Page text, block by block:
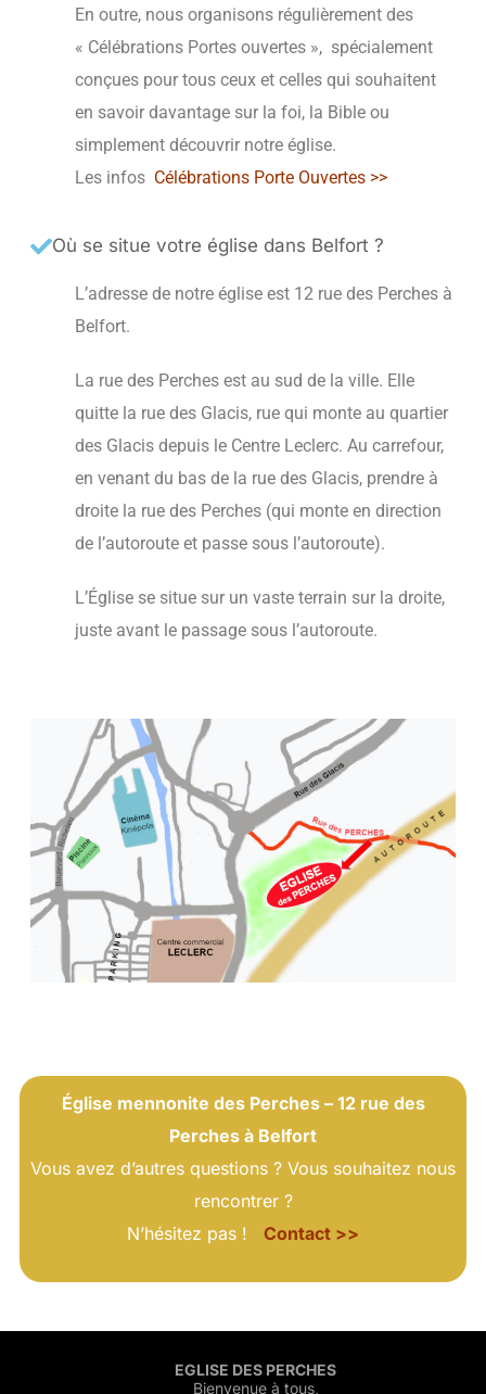
En outre, nous organisons régulièrement des
« Célébrations Portes ouvertes », spécialement
conçues pour tous ceux et celles qui souhaitent
en savoir davantage sur la foi, la Bible ou
simplement découvrir notre église.
Les infos Célébrations Porte Ouvertes >>
Où se situe votre église dans Belfort ?
L’adresse de notre église est 12 rue des Perches à
Belfort.
La rue des Perches est au sud de la ville. Elle
quitte la rue des Glacis, rue qui monte au quartier
des Glacis depuis le Centre Leclerc. Au carrefour,
en venant du bas de la rue des Glacis, prendre à
droite la rue des Perches (qui monte en direction
de l’autoroute et passe sous l’autoroute).
L’Église se situe sur un vaste terrain sur la droite,
juste avant le passage sous l’autoroute.
Église mennonite des Perches – 12 rue des
Perches à Belfort
Vous avez d’autres questions ? Vous souhaitez nous
rencontrer ?
N’hésitez pas ! Contact >>
EGLISE DES PERCHES
Bienvenue à tous,